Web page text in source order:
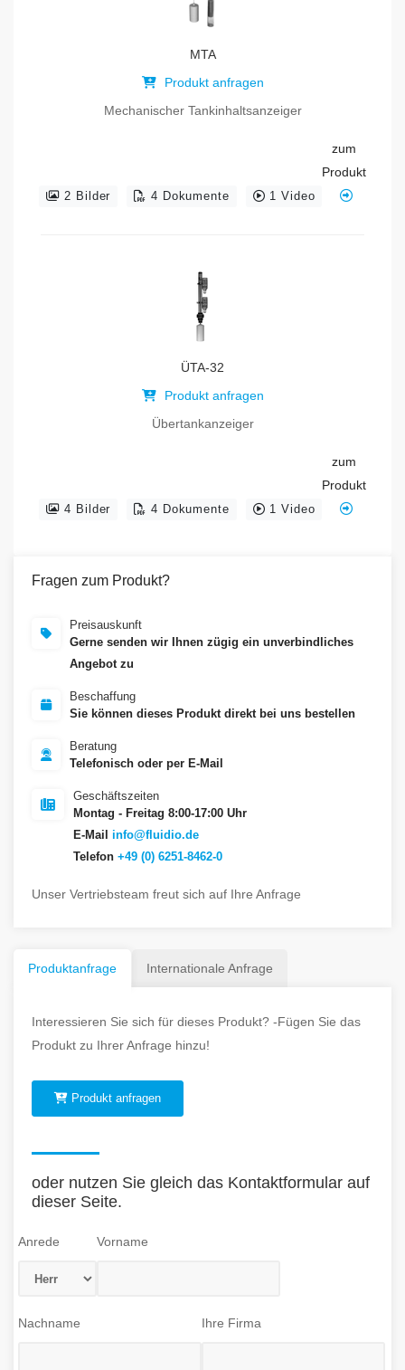
MTA
Produkt anfragen
Mechanischer Tankinhaltsanzeiger
2 Bilder 4 Dokumente 1 Video
zum
Produkt
ÜTA-32
Produkt anfragen
Übertankanzeiger
4 Bilder 4 Dokumente 1 Video
zum
Produkt
Fragen zum Produkt?
Preisauskunft
Gerne senden wir Ihnen zügig ein unverbindliches
Angebot zu
Beschaffung
Sie können dieses Produkt direkt bei uns bestellen
Beratung
Telefonisch oder per E-Mail
Geschäftszeiten
Montag - Freitag 8:00-17:00 Uhr
E-Mail info@fluidio.de
Telefon +49 (0) 6251-8462-0
Unser Vertriebsteam freut sich auf Ihre Anfrage
Produktanfrage Internationale Anfrage
Interessieren Sie sich für dieses Produkt? -Fügen Sie das
Produkt zu Ihrer Anfrage hinzu!
Produkt anfragen
oder nutzen Sie gleich das Kontaktformular auf
dieser Seite.
Anrede Vorname
Nachname Ihre Firma